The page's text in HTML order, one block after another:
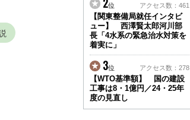
だき、誠に有難うござい
ます。
下記の期間につきまし
て、弊社休業のため情報
更新を停止させていただ
きます。
【期間】５月２日(土)～
５月１０日(日)
上記の期間、情報の更新
がされませんので、ご了
位 アクセス数：461
【関東整備局就任インタビ
ュー】 西澤賢太郎河川部
長「4水系の緊急治水対策を
着実に」
3位 アクセス数：278
【WTO基準額】 国の建設
工事は8・1億円／24・25年
度の見直し